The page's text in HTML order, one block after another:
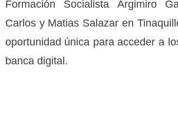
Formación Socialista Argimiro
Carlos y Matias Salazar en
oportunidad única para acceder a
banca digital.